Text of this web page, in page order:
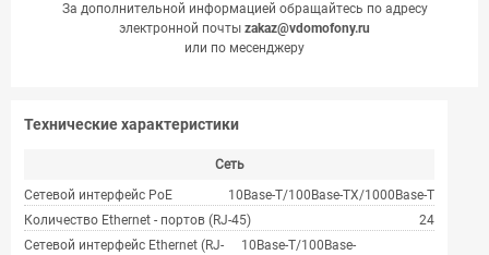
За дополнительной информацией обращайтесь по адресу
электронной почты zakaz@vdomofony.ru
или по месенджеру
Технические характеристики
Сеть
Сетевой интерфейс PoE
10Base-T/100Base-TX/1000Base-T
Количество Ethernet - портов (RJ-45)
24
Сетевой интерфейс Ethernet (RJ-
10Base-T/100Base-